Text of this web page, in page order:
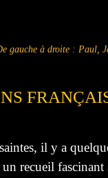
gauche à droite : Paul,
il y a
recueil